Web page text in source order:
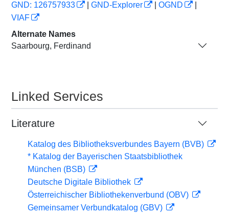
GND: 126757933
GND-Explorer OGND
VIAF
Alternate Names
Saarbourg, Ferdinand
Linked Services
Literature
Katalog des Bibliotheksverbundes Bayern (BVB)
* Katalog der Bayerischen Staatsbibliothek
München (BSB)
Deutsche Digitale Bibliothek
Österreichischer Bibliothekenverbund (OBV)
Gemeinsamer Verbundkatalog (GBV)